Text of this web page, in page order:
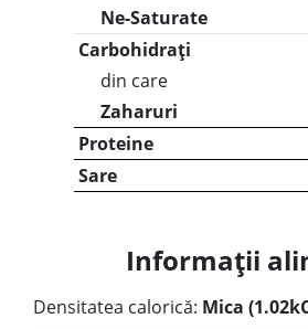
Ne-Saturate
Carbohidrați
din care
Zaharuri
Proteine
Sare
Informații
Densitatea calorică: Mica